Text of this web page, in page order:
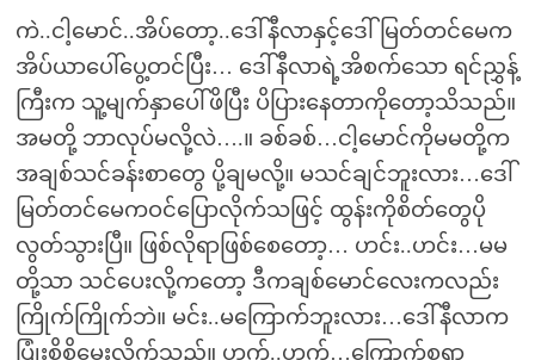
ကဲ..ငါ့မောင်..အိပ်တော့..ဒေါ်နီလာနှင့်ဒေါ်မြတ်တင်မေက
အိပ်ယာပေါ်ပွေ့တင်ပြီး… ဒေါ်နီလာရဲ့အိစက်သော ရင်ညွှန့်
ကြီးက သူ့မျက်နှာပေါ်ဖိပြီး ပိပြားနေတာကိုတော့သိသည်။
အမတို့ ဘာလုပ်မလို့လဲ….။ ခစ်ခစ်…ငါ့မောင်ကိုမမတို့က
အချစ်သင်ခန်းစာတွေ ပို့ချမလို့။ မသင်ချင်ဘူးလား…ဒေါ်
မြတ်တင်မေကဝင်ပြောလိုက်သဖြင့် ထွန်းကိုစိတ်တွေပို
လွတ်သွားပြီ။ ဖြစ်လိုရာဖြစ်စေတော့… ဟင်း..ဟင်း…မမ
တို့သာ သင်ပေးလို့ကတော့ ဒီကချစ်မောင်လေးကလည်း
ကြိုက်ကြိုက်ဘဲ။ မင်း..မကြောက်ဘူးလား…ဒေါ်နီလာက
ပြုံးစိစိမေးလိုက်သည်။ ဟက်..ဟက်…ကြောက်စရာ